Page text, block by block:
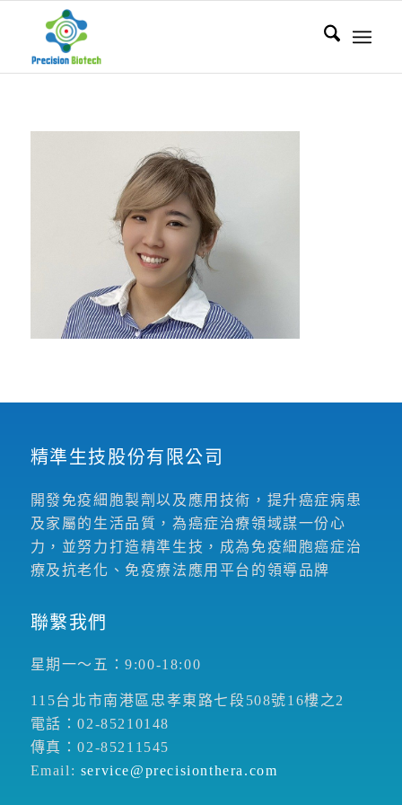
精準生技股份有限公司
開發免疫細胞製劑以及應用技術，提升癌症病患
及家屬的生活品質，為癌症治療領域謀一份心
力，並努力打造精準生技，成為免疫細胞癌症治
療及抗老化、免疫療法應用平台的領導品牌
聯繫我們
星期一～五：9:00-18:00
115台北市南港區忠孝東路七段508號16樓之2
電話：02-85210148
傳真：02-85211545
Email: service@precisionthera.com